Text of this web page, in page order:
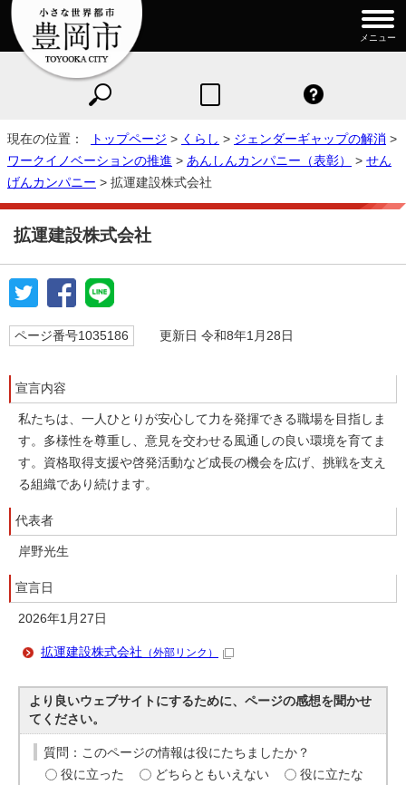
メニュー
現在の位置： トップページ > くらし > ジェンダーギャップの解消 >
ワークイノベーションの推進 > あんしんカンパニー（表彰） > せん
げんカンパニー > 拡運建設株式会社
拡運建設株式会社
ページ番号1035186 更新日 令和8年1月28日
宣言内容
私たちは、一人ひとりが安心して力を発揮できる職場を目指しま
す。多様性を尊重し、意見を交わせる風通しの良い環境を育てま
す。資格取得支援や啓発活動など成長の機会を広げ、挑戦を支え
る組織であり続けます。
代表者
岸野光生
宣言日
2026年1月27日
拡運建設株式会社 （外部リンク）
より良いウェブサイトにするために、ページの感想を聞かせ
てください。
質問：このページの情報は役にたちましたか？
役に立った
どちらともいえない
役に立たな